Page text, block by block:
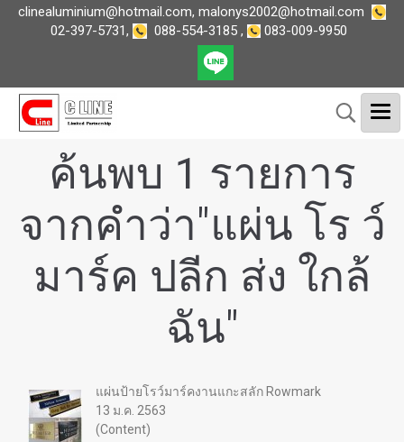
clinealuminium@hotmail.com, malonys2002@hotmail.com
02-397-5731, 088-554-3185, 083-009-9950
ค้นพบ 1 รายการ
จากคำว่า"แผ่น โร ว์
มาร์ค ปลีก ส่ง ใกล้
ฉัน"
แผ่นป้ายโรว์มาร์คงานแกะสลัก Rowmark
13 ม.ค. 2563
(Content)